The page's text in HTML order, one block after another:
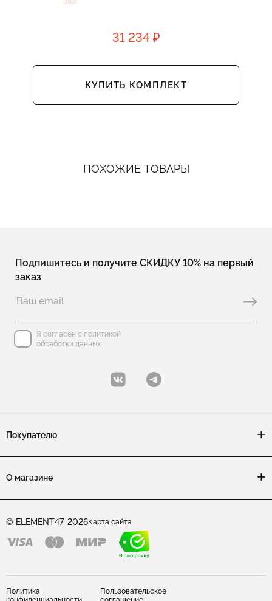
31 234 ₽
КУПИТЬ КОМПЛЕКТ
ПОХОЖИЕ ТОВАРЫ
Подпишитесь и получите СКИДКУ 10% на первый
заказ
Я согласен с политикой
обработки данных
Покупателю
О магазине
© ELEMENT47, 2026Карта сайта
Политика
Пользовательское